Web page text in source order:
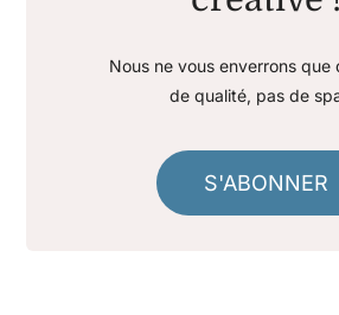
Nous ne vous enverrons que
de qualité, pas de
S'ABONNER